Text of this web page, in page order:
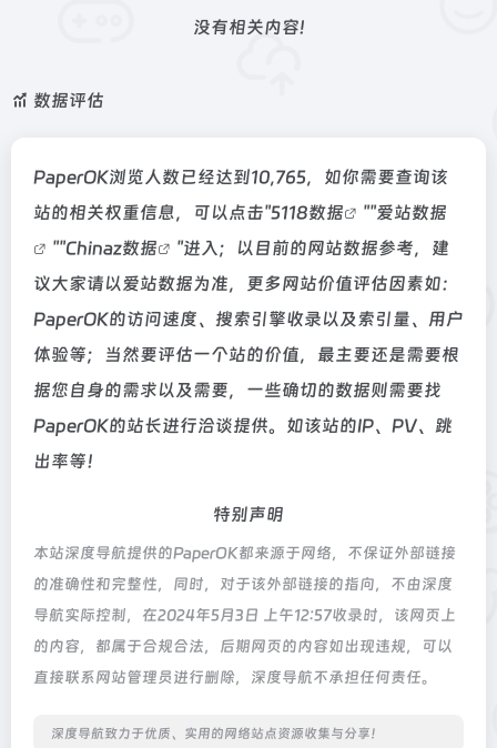
没有相关内容!
数据评估
PaperOK浏览人数已经达到10,765，如你需要查询该
站的相关权重信息，可以点击"5118数据 ""爱站数据
""Chinaz数据
"进入；以目前的网站数据参考，建
议大家请以爱站数据为准，更多网站价值评估因素如：
PaperOK的访问速度、搜索引擎收录以及索引量、用户
体验等；当然要评估一个站的价值，最主要还是需要根
据您自身的需求以及需要，一些确切的数据则需要找
PaperOK的站长进行洽谈提供。如该站的IP、PV、跳
出率等！
特别声明
本站深度导航提供的PaperOK都来源于网络，不保证外部链接
的准确性和完整性，同时，对于该外部链接的指向，不由深度
导航实际控制，在2024年5月3日 上午12:57收录时，该网页上
的内容，都属于合规合法，后期网页的内容如出现违规，可以
直接联系网站管理员进行删除，深度导航不承担任何责任。
深度导航致力于优质、实用的网络站点资源收集与分享！